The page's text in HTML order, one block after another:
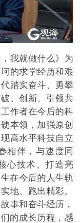
我就做什么》为
的求学经历和艰
踏实奋斗、勇攀
、创新、引领共
作者在今后的科
本领，加强原创
高水平科技自立
相伴，与速度同
心技术、打造亮
在今后的人生轨
地、跑出精彩。
事和奋斗经历，
的成长历程，感